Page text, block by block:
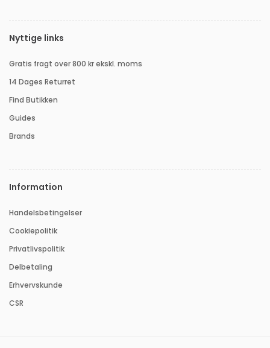
Nyttige links
Gratis fragt over 800 kr ekskl. moms
14 Dages Returret
Find Butikken
Guides
Brands
Information
Handelsbetingelser
Cookiepolitik
Privatlivspolitik
Delbetaling
Erhvervskunde
CSR